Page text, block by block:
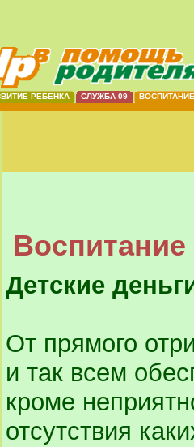
РЕБЕНКА СЛУЖБА 09 ВОСПИТАНИЕ
Детские
От прямого
и так всем
кроме
отсутствия